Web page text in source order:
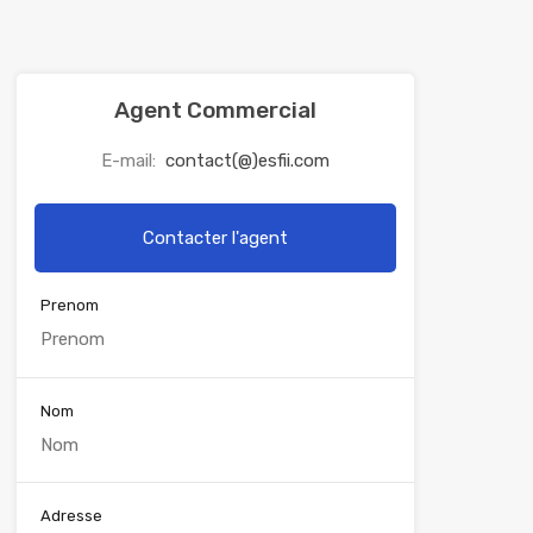
Agent Commercial
E-mail: contact(@)esfii.com
Contacter l'agent
Prenom
Nom
Adresse